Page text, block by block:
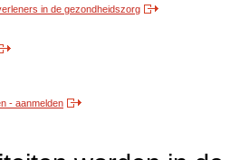
in de gezondheidszorg
- aanmelden